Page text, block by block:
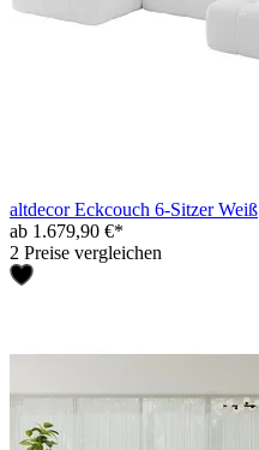
altdecor Eckcouch 6-Sitzer Weiß
ab 1.679,90 €*
2 Preise vergleichen